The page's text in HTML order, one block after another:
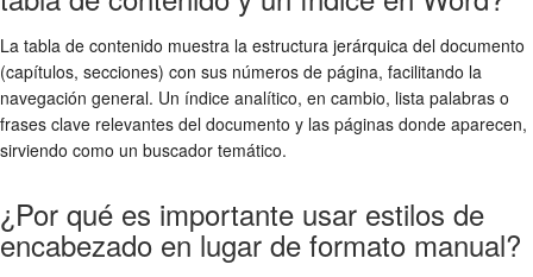
La tabla de contenido muestra la estructura jerárquica del documento
(capítulos, secciones) con sus números de página, facilitando la
navegación general. Un índice analítico, en cambio, lista palabras o
frases clave relevantes del documento y las páginas donde aparecen,
sirviendo como un buscador temático.
¿Por qué es importante usar estilos de
encabezado en lugar de formato manual?